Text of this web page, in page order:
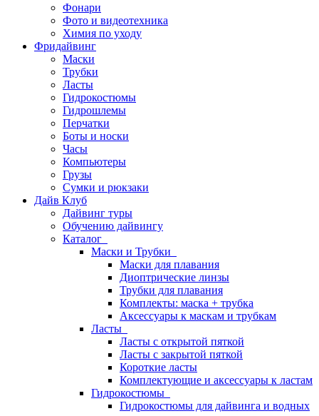
Фонари
Фото и видеотехника
Химия по уходу
Фридайвинг
Маски
Трубки
Ласты
Гидрокостюмы
Гидрошлемы
Перчатки
Боты и носки
Часы
Компьютеры
Грузы
Сумки и рюкзаки
Дайв Клуб
Дайвинг туры
Обучению дайвингу
Каталог
Маски и Трубки
Маски для плавания
Диоптрические линзы
Трубки для плавания
Комплекты: маска + трубка
Аксессуары к маскам и трубкам
Ласты
Ласты с открытой пяткой
Ласты с закрытой пяткой
Короткие ласты
Комплектующие и аксессуары к ластам
Гидрокостюмы
Гидрокостюмы для дайвинга и водных